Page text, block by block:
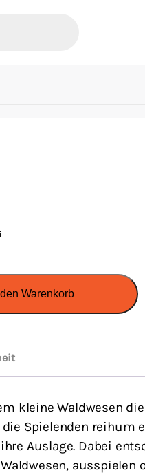
den Warenkorb
kleine Waldwesen
Spielenden reihum
Auslage. Dabei
ausspielen